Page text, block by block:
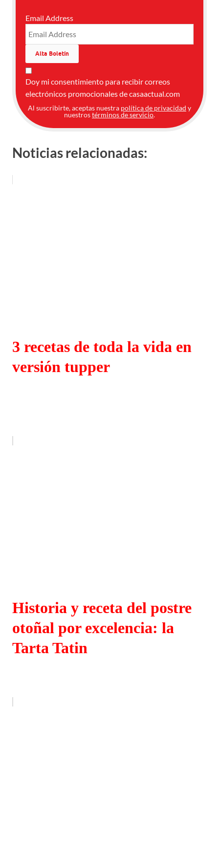
Email Address
Doy mi consentimiento para recibir correos
electrónicos promocionales de casaactual.com
Al suscribirte, aceptas nuestra política de privacidad y
nuestrostérminos de servicio.
Noticias relacionadas:
3 recetas de toda la vida en
versión tupper
Historia y receta del postre
otoñal por excelencia: la
Tarta Tatin